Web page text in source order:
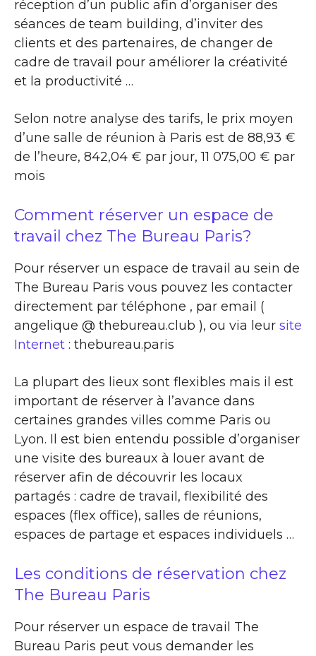
réception d’un public afin d’organiser des
séances de team building, d’inviter des
clients et des partenaires, de changer de
cadre de travail pour améliorer la créativité
et la productivité …
Selon notre analyse des tarifs, le prix moyen
d’une salle de réunion à Paris est de 88,93 €
de l’heure, 842,04 € par jour, 11 075,00 € par
mois
Comment réserver un espace de
travail chez The Bureau Paris?
Pour réserver un espace de travail au sein de
The Bureau Paris vous pouvez les contacter
directement par téléphone , par email (
angelique @ thebureau.club ), ou via leur site
Internet : thebureau.paris
La plupart des lieux sont flexibles mais il est
important de réserver à l’avance dans
certaines grandes villes comme Paris ou
Lyon. Il est bien entendu possible d’organiser
une visite des bureaux à louer avant de
réserver afin de découvrir les locaux
partagés : cadre de travail, flexibilité des
espaces (flex office), salles de réunions,
espaces de partage et espaces individuels …
Les conditions de réservation chez
The Bureau Paris
Pour réserver un espace de travail The
Bureau Paris peut vous demander les